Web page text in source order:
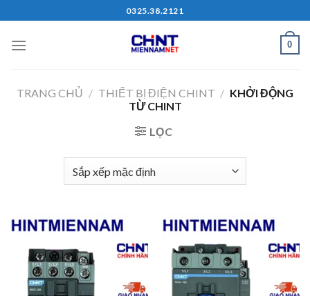
to
content
0325.38.2121
0
TRANG CHỦ / THIẾT BỊ ĐIỆN CHINT / KHỞI ĐỘNG
TỪ CHINT
LỌC